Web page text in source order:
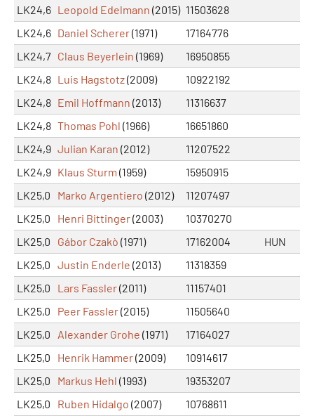
LK24,6 Leopold Edelmann (2015) 11503628
LK24,6 Daniel Scherer(1971)
17164776
LK24,7 Claus Beyerlein (1969)
16950855
LK24,8 Luis Hagstotz(2009)
10922192
LK24,8 Emil Hoffmann (2013)
11316637
LK24,8 Thomas Pohl (1966)
16651860
LK24,9 Julian Karan (2012)
11207522
LK24,9 Klaus Sturm (1959)
15950915
LK25,0
Marko Argentiero (2012)
11207497
LK25,0
Henri Bittinger(2003)
10370270
LK25,0
Gábor Czakò (1971) 17162004
HUN
LK25,0 Justin Enderle (2013)
11318359
LK25,0
Lars Fassler(2011)
11157401
LK25,0
Peer Fassler(2015)
11505640
LK25,0
Alexander Grohe (1971)
17164027
LK25,0
Henrik Hammer(2009)
10914617
LK25,0
Markus Hehl (1993)
19353207
LK25,0
Ruben Hidalgo (2007)
10768611